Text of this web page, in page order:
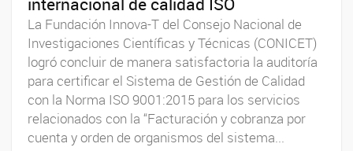
La Fundación Innova-T del Consejo Nacional de
Investigaciones Científicas y Técnicas (CONICET)
logró concluir de manera satisfactoria la auditoría
para certificar el Sistema de Gestión de Calidad
con la Norma ISO 9001:2015 para los servicios
relacionados con la “Facturación y cobranza por
cuenta y orden de organismos del sistema...